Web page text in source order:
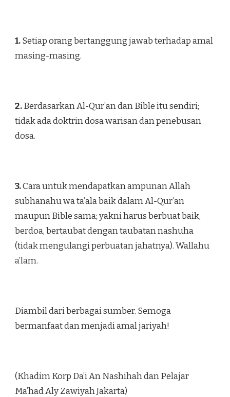
1.Setiap orang bertanggung jawab terhadap amal
masing-masing.
2.Berdasarkan Al-Qur’an dan Bible itu sendiri;
tidak ada doktrin dosa warisan dan penebusan
dosa.
3.Cara untuk mendapatkan ampunan Allah
subhanahu wa ta’ala baik dalam Al-Qur’an
maupun Bible sama; yakni harus berbuat baik,
berdoa, bertaubat dengan taubatan nashuha
(tidak mengulangi perbuatan jahatnya). Wallahu
a’lam.
Diambil dari berbagai sumber. Semoga
bermanfaat dan menjadi amal jariyah!
(Khadim Korp Da’i An Nashihah dan Pelajar
Ma’had Aly Zawiyah Jakarta)